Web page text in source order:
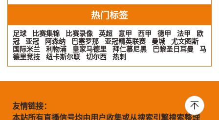
热门标签
足球 比赛集锦 比赛录像 英超 意甲 西甲 德甲 法甲
欧
冠
亚冠 阿森纳 巴塞罗那 亚冠精英联赛 曼城
尤文图斯
国际米兰
利物浦 皇家马德里 拜仁慕尼黑 巴黎圣日耳曼
马
德里竞技
纽卡斯尔联 切尔西 热刺
友情链接：
本站所有直播信号均由用户收集或从搜索引擎搜索整理